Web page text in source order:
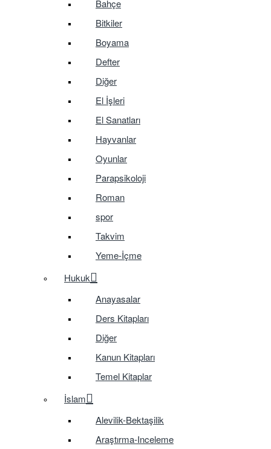
Bahçe
Bitkiler
Boyama
Defter
Diğer
El İşleri
El Sanatları
Hayvanlar
Oyunlar
Parapsikoloji
Roman
spor
Takvim
Yeme-İçme
Hukuk
Anayasalar
Ders Kitapları
Diğer
Kanun Kitapları
Temel Kitaplar
İslam
Alevilik-Bektaşilik
Araştırma-Inceleme